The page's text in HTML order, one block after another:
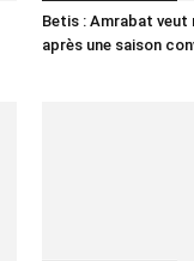
Betis : Amrabat veut
après une saison